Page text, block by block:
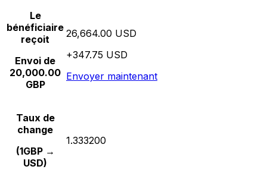
Le
bénéficiaire
reçoit
Envoi de
20,000.00
GBP
26,664.00 USD
+347.75 USD
Envoyer maintenant
Taux de
change
(1GBP →
USD)
1.333200